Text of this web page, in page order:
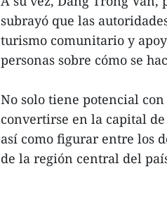
subrayó que las
turismo comunitario y
personas sobre cómo se
No solo tiene potencial
convertirse en la capital
así como figurar entre los
de la región central del